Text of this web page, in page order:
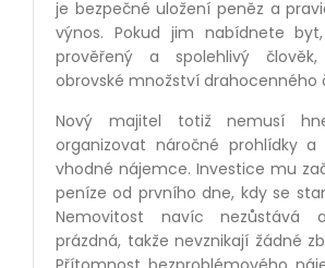
je bezpečné uložení peněz a
výnos. Pokud jim nabídnete
prověřený a spolehlivý
obrovské množství drahocenného
Nový majitel totiž nemusí
organizovat náročné prohlídky a
vhodné nájemce. Investice mu
peníze od prvního dne, kdy se
Nemovitost navíc nezůstává
prázdná, takže nevznikají žádné